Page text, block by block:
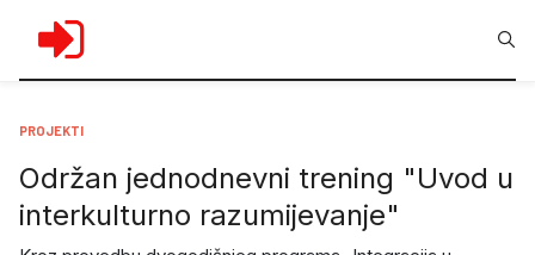
PROJEKTI
Održan jednodnevni trening "Uvod u
interkulturno razumijevanje"